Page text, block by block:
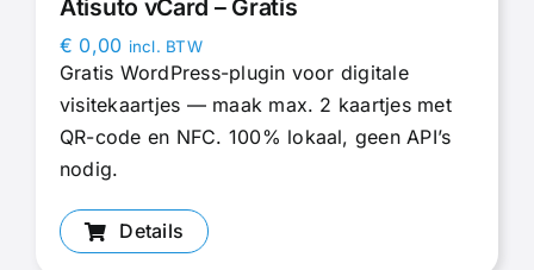
Atisuto vCard – Gratis
€ 0,00 incl. BTW
Gratis WordPress-plugin voor digitale
visitekaartjes — maak max. 2 kaartjes met
QR-code en NFC. 100% lokaal, geen API’s
nodig.
Details